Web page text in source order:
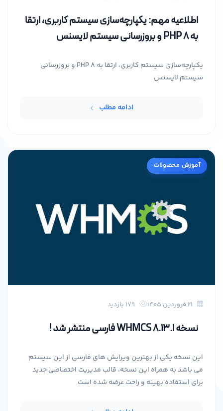
اطلاعیه مهم: یکپارچه‌سازی سیستم کاربری، ارتقا
به PHP 8 و بروزرسانی سیستم لایسنس
یکپارچه‌سازی سیستم کاربری، ارتقا به PHP 8 و بروزرسانی
سیستم لایسنس
ادامه مطلب
آموزش محصولات
نسخه WHMCS 8.13.1 فارسی منتشر شد !
این نسخه یکی از بهترین ویرایش های فارسی از این سیستم
می باشد به همراه این نسخه، قالب مدیریت اختصاصی جدید
برای استفاده بهینه و راحت عرضه شده است